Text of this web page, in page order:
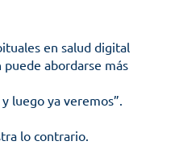
en salud digital
abordarse más
luego ya veremos”.
lo contrario.